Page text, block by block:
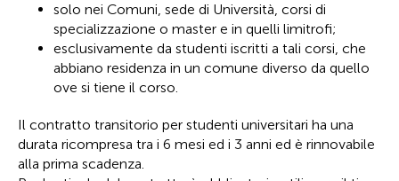
solo nei Comuni, sede di Università, corsi di
specializzazione o master e in quelli limitrofi;
esclusivamente da studenti iscritti a tali corsi, che
abbiano residenza in un comune diverso da quello
ove si tiene il corso.
Il contratto transitorio per studenti universitari ha una
durata ricompresa tra i 6 mesi ed i 3 anni ed è rinnovabile
alla prima scadenza.